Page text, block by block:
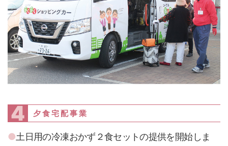
4 夕食宅配事業
土日用の冷凍おかず２食セットの提供を開始しま